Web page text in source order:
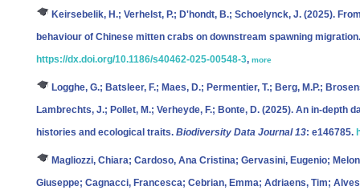
Keirsebelik, H.; Verhelst, P.; D'hondt, B.; Schoelynck, J. (2025).
behaviour of Chinese mitten crabs on downstream spawning
https://dx.doi.org/10.1186/s40462-025-00548-3, more
Logghe, G.; Batsleer, F.; Maes, D.; Permentier, T.; Berg, M.P.;
Lambrechts, J.; Pollet, M.; Verheyde, F.; Bonte, D. (2025). An in-depth
histories and ecological traits. Biodiversity Data Journal 13: e146785.
Magliozzi, Chiara; Cardoso, Ana Cristina; Gervasini, Eugenio;
Giuseppe; Cagnacci, Francesca; Cebrian, Emma; Adriaens, Tim;